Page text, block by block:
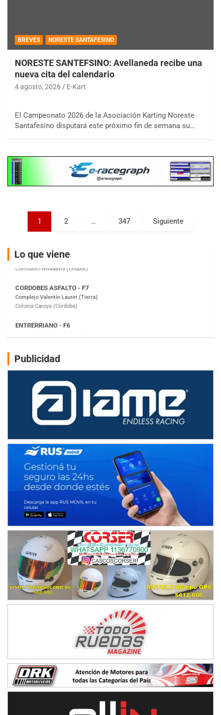
BREVES NORESTE SANTAFESINO
NORESTE SANTEFSINO: Avellaneda recibe una
nueva cita del calendario
4 agosto, 2026 E-Kart
El Campeonato 2026 de la Asociación Karting Noreste
Santafesino disputará este próximo fin de semana su…
Paginación
entradas
1 2 … 347 Siguiente
Lo que viene
Zárate (Buenos Aires)
PROKART METROPOLITANO - F1
AKPS - F6
CORDOBES ASFALTO - F7
ENTRERRIANO - F6
Parque de la Velocidad (Asfalto)
SUR ENTRERRIANO - F6
RIOJANO - F6
La Rioja (La Rioja)
PROKART NEUQUINO - F6
Autódromo de Neuquén (Asfalto)
Centenario (Neuquén)
CENTRO BONAERENSE - F6
Emilio Parisi (Tierra)
25 de Mayo (Buenos Aires)
COBERTURA ON-LINE DE E-KART.COM.AR
15/16/17-AGO
APAK - F6
Ciudad de Zárate (Asfalto)
Zárate (Buenos Aires)
PROKART METROPOLITANO - F1
Rubén Luis Di Palma (Asfalto)
Ciudad Evita (Buenos Aires)
AKPS - F6
CORDOBES ASFALTO - F7
Complejo Valentín Lauret (Tierra)
Colonia Caroya (Córdoba)
ENTRERRIANO - F6
Parque de la Velocidad (Asfalto)
Publicidad